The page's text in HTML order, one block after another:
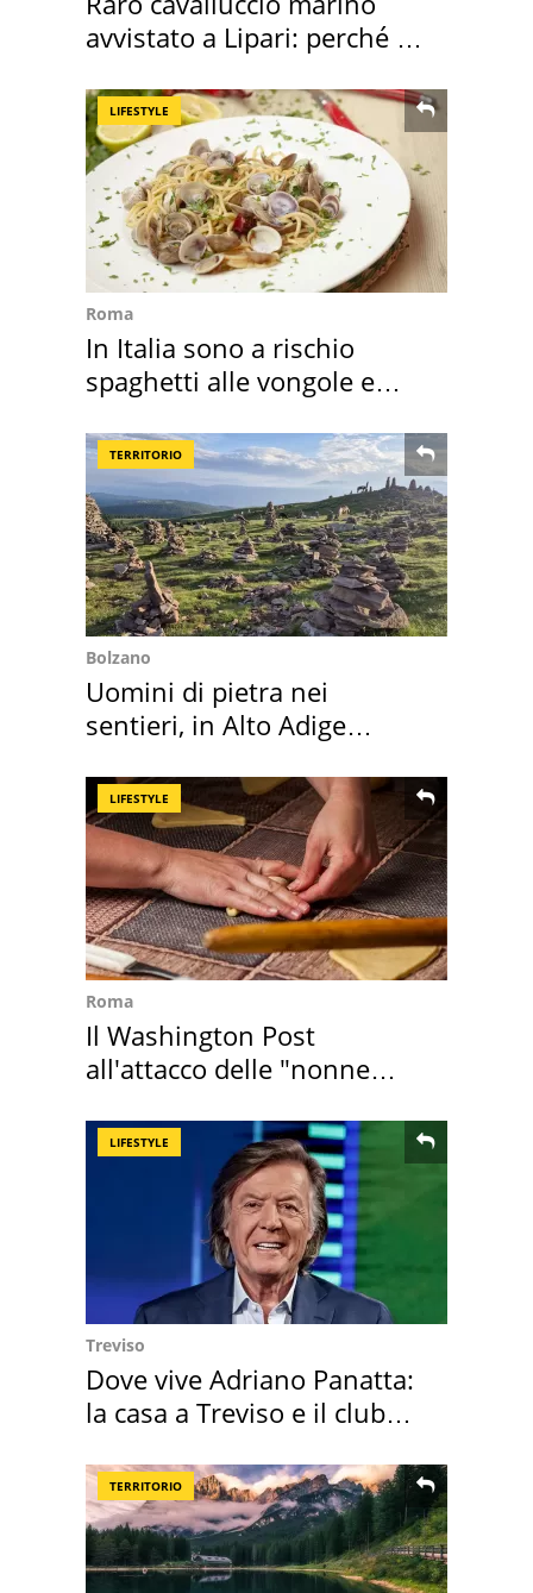
avvistato a Lipari: perché è
LIFESTYLE
Roma
In Italia sono a rischio
spaghetti alle vongole e
TERRITORIO
Bolzano
Uomini di pietra nei
sentieri, in Alto Adige
LIFESTYLE
Roma
Il Washington Post
all'attacco delle "nonne
LIFESTYLE
Treviso
Dove vive Adriano Panatta:
la casa a Treviso e il club
TERRITORIO